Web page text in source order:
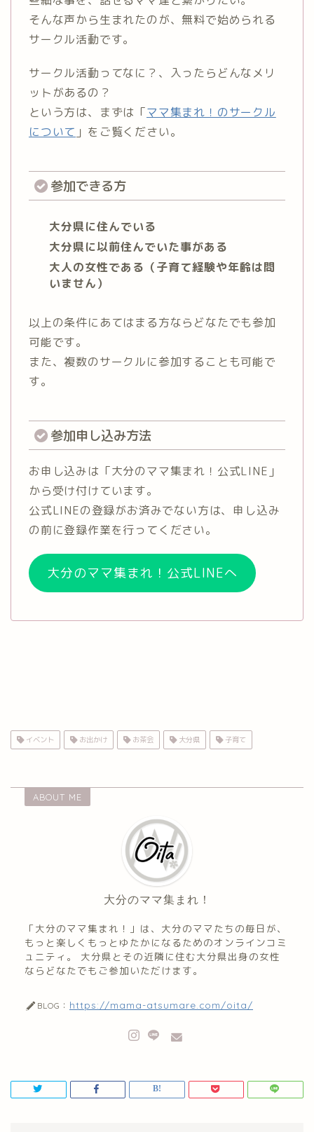
そんな声から生まれたのが、無料で始められる
サークル活動です。
サークル活動ってなに？、入ったらどんなメリ
ットがあるの？
という方は、まずは「ママ集まれ！のサークル
について 」をご覧ください。
参加できる方
大分県に住んでいる
大分県に以前住んでいた事がある
大人の女性である（子育て経験や年齢は問
いません）
以上の条件にあてはまる方ならどなたでも参加
可能です。
また、複数のサークルに参加することも可能で
す。
参加申し込み方法
お申し込みは「大分のママ集まれ！公式LINE」
から受け付けています。
公式LINEの登録がお済みでない方は、申し込み
の前に登録作業を行ってください。
大分のママ集まれ！公式LINEへ
イベント お出かけ お茶会 大分県 子育て
ABOUT ME
大分のママ集まれ！
「大分のママ集まれ！」は、大分のママたちの毎日が、
もっと楽しくもっとゆたかになるためのオンラインコミ
ュニティ。 大分県とその近隣に住む大分県出身の女性
ならどなたでもご参加いただけます。
BLOG： https://mama-atsumare.com/oita/